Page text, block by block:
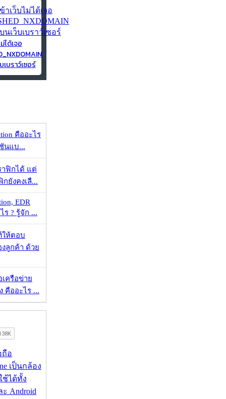
ได้เจอ
บราว์เซอร์
คืออะไร
นแบ...
าฟิกได้ แต่
ยังคงเลื...
EDR
ร ? รู้จัก ...
ห้ตอบ
ลูกค้า ด้วย
เครือข่าย
คืออะไร ...
ถือ
เป็นกล้อง
ช้ได้ทั้ง
ะ Android